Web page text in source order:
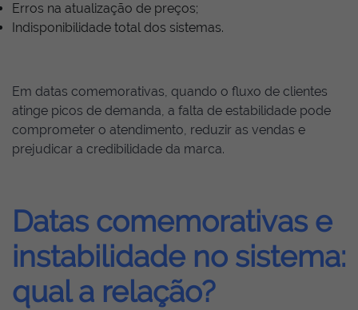
Erros na atualização de preços;
Indisponibilidade total dos sistemas.
Em datas comemorativas, quando o fluxo de clientes
atinge picos de demanda, a falta de estabilidade pode
comprometer o atendimento, reduzir as vendas e
prejudicar a credibilidade da marca.
Datas comemorativas e
instabilidade no sistema:
qual a relação?